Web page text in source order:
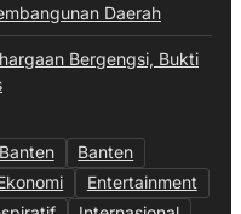
Daerah
Bergengsi, Bukti
Banten
Banten
Entertainment